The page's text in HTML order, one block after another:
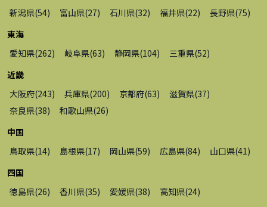
新潟県(54) 富山県(27) 石川県(32) 福井県(22) 長野県(75)
東海
愛知県(262) 岐阜県(63) 静岡県(104) 三重県(52)
近畿
大阪府(243) 兵庫県(200) 京都府(63) 滋賀県(37)
奈良県(38) 和歌山県(26)
中国
鳥取県(14) 島根県(17) 岡山県(59) 広島県(84) 山口県(41 )
四国
徳島県(26) 香川県(35) 愛媛県(38) 高知県(24)